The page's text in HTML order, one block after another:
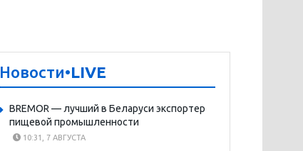
Новости•LIVE
BREMOR — лучший в Беларуси экспортер
пищевой промышленности
10:31, 7 АВГУСТА